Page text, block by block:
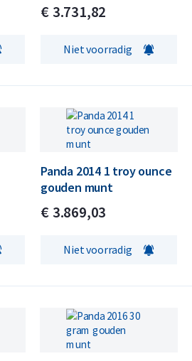
€ 3.731,82
Niet voorradig
Panda 2014 1 troy ounce
gouden munt
€ 3.869,03
Niet voorradig